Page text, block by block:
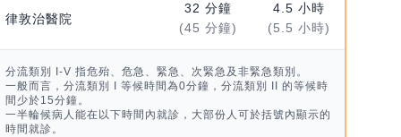
律敦治醫院
32 分鐘
(45 分鐘)
4.5 小時
(5.5 小時)
分流類別 I-V 指危殆、危急、緊急、次緊急及非緊急類別。
一般而言，分流類別 I 等候時間為0分鐘，分流類別 II 的等候時
間少於15分鐘。
一半輪候病人能在以下時間內就診，大部份人可於括號內顯示的
時間就診。